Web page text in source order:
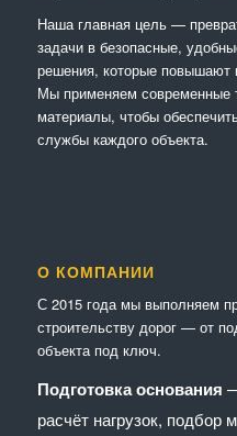
Наша главная цель —
задачи в безопасные,
решения, которые повышают
Мы применяем современные
материалы, чтобы
службы каждого объекта.
О КОМПАНИИ
С 2015 года мы выполняем
строительству дорог — от
объекта под ключ.
Подготовка основания
расчёт нагрузок, подбор